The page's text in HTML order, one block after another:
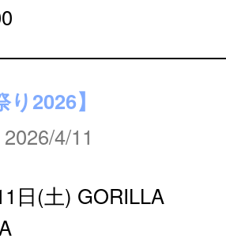
り2026】
4/11
日(⼟) GORILLA